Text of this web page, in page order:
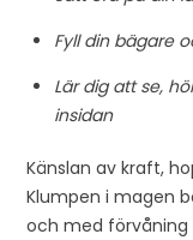
Fyll din bägare
Lär dig att se,
insidan
Känslan av kraft,
Klumpen i magen
och med förvåning